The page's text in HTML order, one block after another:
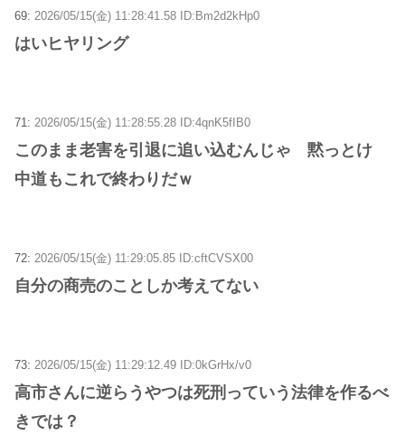
69: 2026/05/15(金) 11:28:41.58 ID:Bm2d2kHp0
はいヒヤリング
71: 2026/05/15(金) 11:28:55.28 ID:4qnK5fIB0
このまま老害を引退に追い込むんじゃ 黙っとけ
中道もこれで終わりだｗ
72: 2026/05/15(金) 11:29:05.85 ID:cftCVSX00
自分の商売のことしか考えてない
73: 2026/05/15(金) 11:29:12.49 ID:0kGrHx/v0
高市さんに逆らうやつは死刑っていう法律を作るべ
きでは？